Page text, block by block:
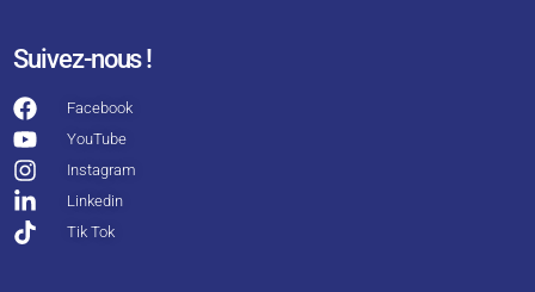
Suivez-nous !
Facebook
YouTube
Instagram
Linkedin
Tik Tok